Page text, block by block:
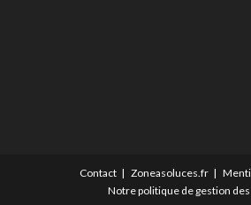
Contact Zoneasoluces.fr
Notre politique de gestion